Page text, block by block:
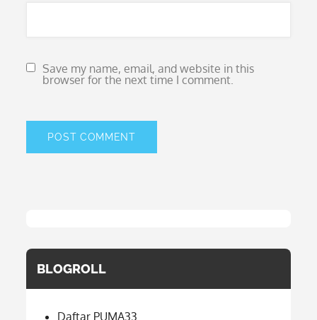
Save my name, email, and website in this
browser for the next time I comment.
BLOGROLL
Daftar PUMA33